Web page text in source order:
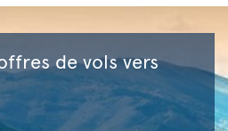
de vols vers